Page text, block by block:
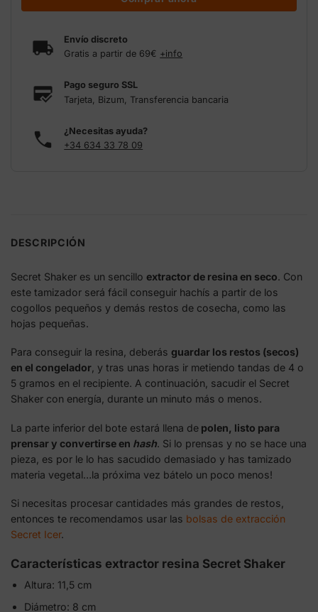
Envío discreto
Gratis a partir de 69€ +info
Pago seguro SSL
Tarjeta, Bizum, Transferencia bancaria
¿Necesitas ayuda?
+34 634 33 78 09
DESCRIPCIÓN
Secret Shaker es un sencillo extractor de resina en seco. Con
este tamizador será fácil conseguir hachís a partir de los
cogollos pequeños y demás restos de cosecha, como las
hojas pequeñas.
Para conseguir la resina, deberás guardar los restos (secos)
en el congelador , y tras unas horas ir metiendo tandas de 4 o
5 gramos en el recipiente. A continuación, sacudir el Secret
Shaker con energía, durante un minuto más o menos.
La parte inferior del bote estará llena de polen, listo para
prensar y convertirse en hash. Si lo prensas y no se hace una
pieza, es por le lo has sacudido demasiado y has tamizado
materia vegetal…la próxima vez bátelo un poco menos!
Si necesitas procesar cantidades más grandes de restos,
entonces te recomendamos usar las bolsas de extracción
Secret Icer.
Características extractor resina Secret Shaker
Altura: 11,5 cm
Diámetro: 8 cm